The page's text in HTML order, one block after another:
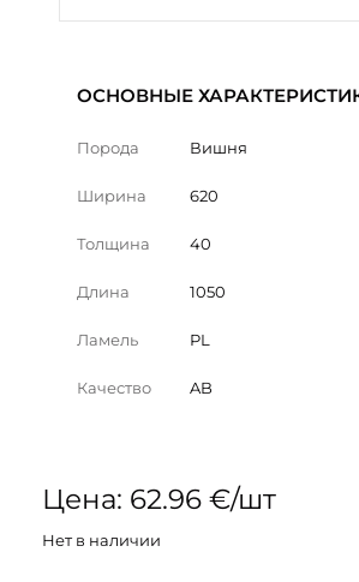
ОСНОВНЫЕ
Порода Вишня
Ширина 620
Толщина 40
Длина 1050
Ламель PL
Качество AB
Цена: 62.96 €/шт
Нет в наличии